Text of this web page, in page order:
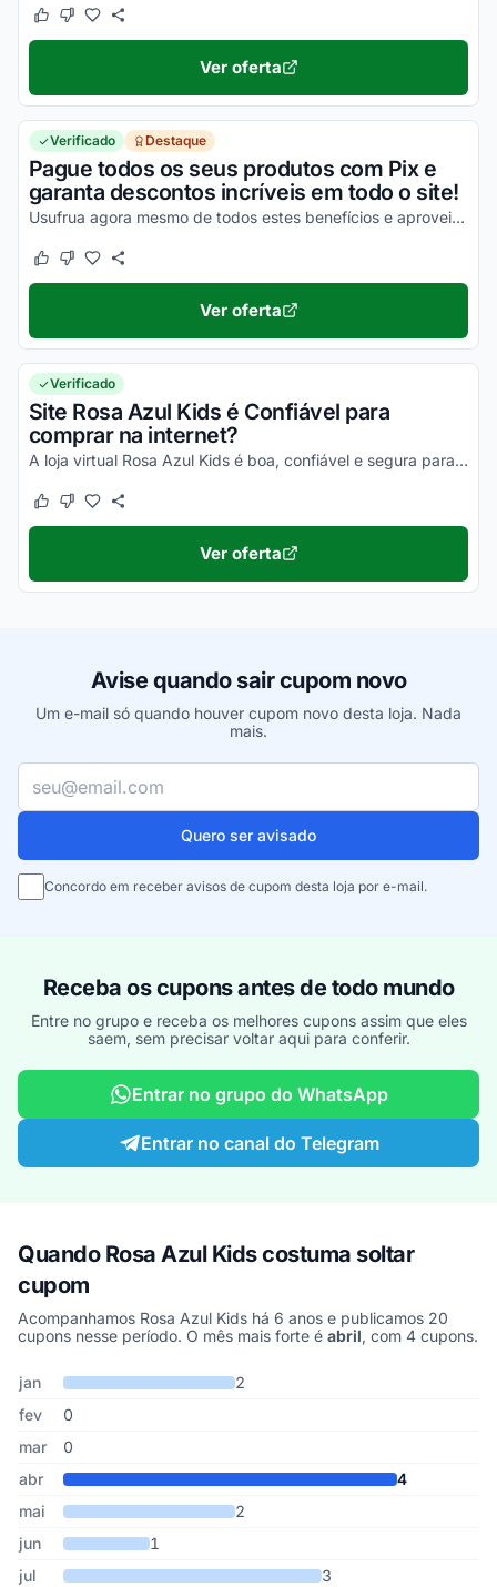
Este cupom funcionou
Este cupom não funcionou
Ver oferta
Verificado Destaque
Pague todos os seus produtos com Pix e
garanta descontos incríveis em todo o site!
Usufrua agora mesmo de todos estes benefícios e aproveite para economizar nas suas compras online da melhor maneira possível!
Este cupom funcionou
Este cupom não funcionou
Ver oferta
Verificado
Site Rosa Azul Kids é Confiável para
comprar na internet?
A loja virtual Rosa Azul Kids é boa, confiável e segura para compras online. Pesquise, confira os comentários e constate!
Este cupom funcionou
Este cupom não funcionou
Ver oferta
Avise quando sair cupom novo
Um e-mail só quando houver cupom novo desta loja. Nada
mais.
Seu e-mail
Quero ser avisado
Concordo em receber avisos de cupom desta loja por e-mail.
Receba os cupons antes de todo mundo
Entre no grupo e receba os melhores cupons assim que eles
saem, sem precisar voltar aqui para conferir.
Entrar no grupo do WhatsApp
Entrar no canal do Telegram
Quando Rosa Azul Kids costuma soltar
cupom
Acompanhamos Rosa Azul Kids há 6 anos e publicamos 20
cupons nesse período. O mês mais forte é abril, com 4 cupons.
Cupons de Rosa Azul Kids publicados por mês, somando os
Mês Cupons publicadosDesconto médio
jan
2
fev
0
mar
0
abr
4
mai
2
jun
1
jul
3